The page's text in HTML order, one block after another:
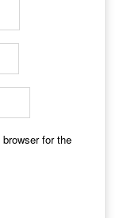
for the